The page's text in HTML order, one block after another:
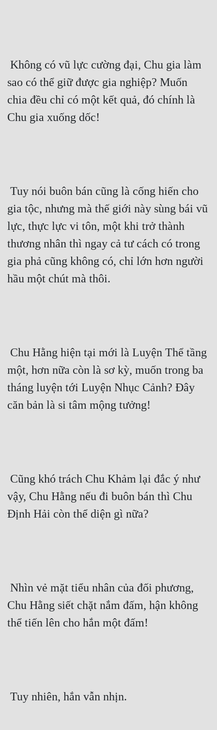
sao có thể giữ được gia nghiệp? Muốn
chia đều chỉ có một kết quả, đó chính là
Chu gia xuống dốc!
gia tộc, nhưng mà thế giới này sùng bái vũ
lực, thực lực vi tôn, một khi trở thành
thương nhân thì ngay cả tư cách có trong
gia phả cũng không có, chỉ lớn hơn người
hầu một chút mà thôi.
một, hơn nữa còn là sơ kỳ, muốn trong ba
tháng luyện tới Luyện Nhục Cảnh? Đây
căn bản là si tâm mộng tưởng!
vậy, Chu Hằng nếu đi buôn bán thì Chu
Định Hải còn thể diện gì nữa?
Chu Hằng siết chặt nắm đấm, hận không
thể tiến lên cho hắn một đấm!
Tuy nhiên, hắn vẫn nhịn.